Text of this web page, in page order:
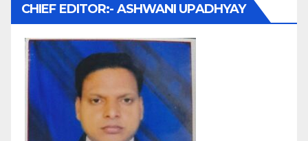
CHIEF EDITOR:- ASHWANI UPADHYAY